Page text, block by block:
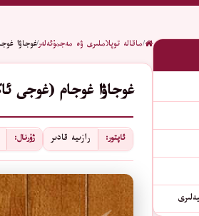
/ماقالە توپلاملىرى ۋە مەجمۇئەلەر/غوجاۋا
غوجاۋا غوجام (غوجى
ئاپتور: رازىيە قادىر ژۇرنال: